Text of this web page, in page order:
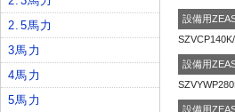
設備用
設備用
設備用